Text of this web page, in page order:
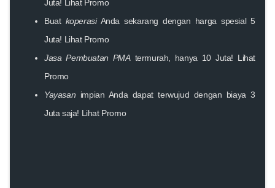
Juta! Lihat Promo
Buat koperasiAnda sekarang dengan harga spesial 5
Juta! Lihat Promo
Jasa Pembuatan PMAtermurah, hanya 10 Juta! Lihat
Promo
Yayasan impian Anda dapat terwujud dengan biaya 3
Juta saja! Lihat Promo